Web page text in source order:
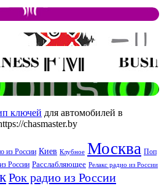
ключей для автомобилей в
chasmaster.by
из России Киев Клубное Москва Поп
России Расслабляющее Релакс радио из России
Рок радио из России